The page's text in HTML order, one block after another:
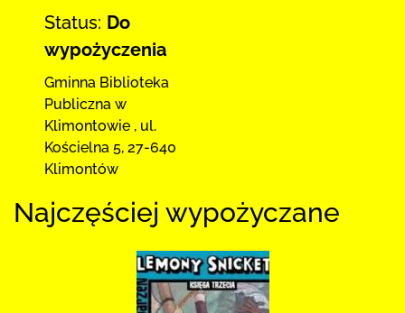
Status: Do
wypożyczenia
Gminna Biblioteka
Publiczna w
Klimontowie , ul.
Kościelna 5, 27-640
Klimontów
Najczęściej wypożyczane